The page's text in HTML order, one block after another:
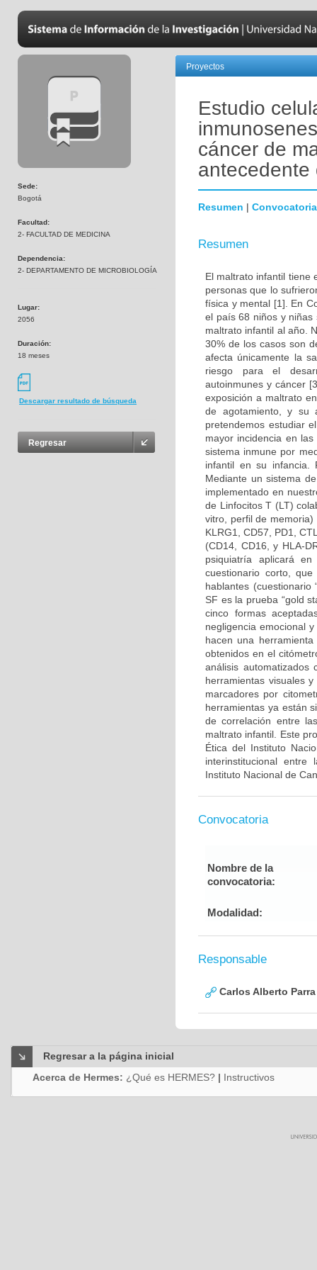
Sede:
Bogotá
Facultad:
2- FACULTAD DE MEDICINA
Dependencia:
2- DEPARTAMENTO DE MICROBIOLOGÍA
Lugar:
2056
Duración:
18 meses
Descargar resultado de búsqueda
Regresar
Proyectos
Estudio
cáncer de
antecedente
Resumen | Convocatoria
Resumen
El maltrato infantil tiene
personas que lo
física y mental [1]. En
el país 68 niños y
maltrato infantil al año.
30% de los casos son
afecta únicamente la
riesgo para el
autoinmunes y cáncer
exposición a maltrato
de agotamiento, y su
pretendemos estudiar
mayor incidencia en
sistema inmune por
infantil en su infancia.
Mediante un sistema
implementado en
de Linfocitos T (LT)
vitro, perfil de
KLRG1, CD57, PD1,
(CD14, CD16, y HLA-
psiquiatría aplicará
cuestionario corto,
hablantes (cuestionario
SF es la prueba “gold
cinco formas
negligencia emocional
hacen una
obtenidos en el
análisis automatizados
herramientas visuales
marcadores por
herramientas ya están
de correlación entre
maltrato infantil. Este
Ética del Instituto
interinstitucional entre
Instituto Nacional de
Convocatoria
Nombre de la
convocatoria:
Modalidad:
Responsable
Carlos Alberto
Regresar a la página inicial
Acerca de Hermes: ¿Qué es HERMES? | Instructivos